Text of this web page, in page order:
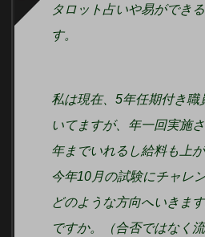
タロット占いや易ができ
す。
私は現在、5年任期付き職
いてますが、年一回実施
年までいれるし給料も上が
今年10月の試験にチャレ
どのような方向へいきま
ですか。（合否ではなく流